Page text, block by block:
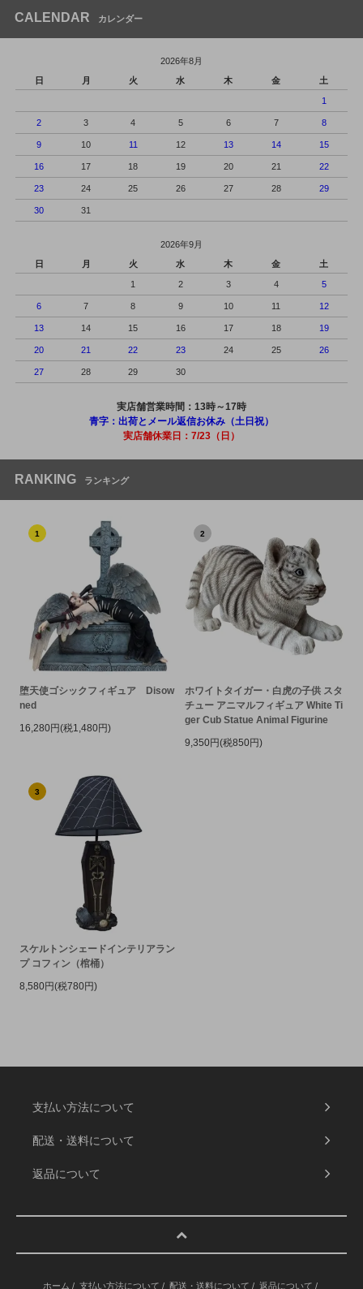
CALENDAR カレンダー
2026年8月
日
月 火 水 木 金 土
1
2 3 4 5 6 7 8
9 10 11 12 13 14 15
16 17 18 19 20 21 22
23 24 25 26 27 28 29
30 31
2026年9月
日
月 火 水 木 金 土
1 2 3 4 5
6 7 8 9 10 11 12
13 14 15 16 17 18 19
20 21 22 23 24 25 26
27 28 29 30
実店舗営業時間：13時～17時
青字：出荷とメール返信お休み（土日祝）
実店舗休業日：7/23（日）
RANKING ランキング
1
堕天使ゴシックフィギュア Disow
ned
16,280円(税1,480円)
2
ホワイトタイガー・白虎の子供 スタ
チュー アニマルフィギュア White Ti
ger Cub Statue Animal Figurine
9,350円(税850円)
3
スケルトンシェードインテリアラン
プ コフィン（棺桶）
8,580円(税780円)
支払い方法について
配送・送料について
返品について
ホーム / 支払い方法について / 配送・送料について / 返品について /